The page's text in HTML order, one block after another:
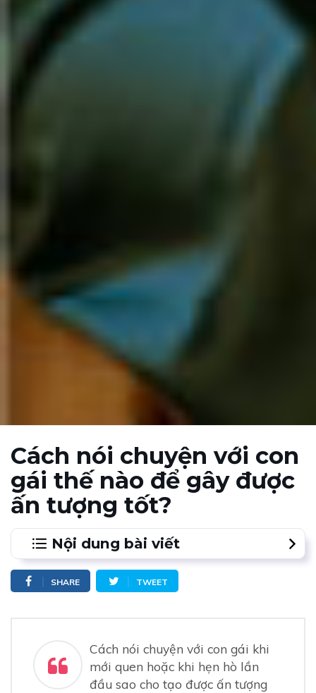
Cách nói chuyện với con
gái thế nào để gây được
ấn tượng tốt?
Nội dung bài viết
1.
2.Cách nói chuyện với con gái khi mới quen – Làm thế
Tập giao tiếp bằng ánh mắt
Nghĩ đến tương lai tốt đẹp để có thêm động lực nói
chuyện với con gái
SHARE TWEET
Cách nói chuyện với con gái khi
mới quen hoặc khi hẹn hò lần
đầu sao cho tạo được ấn tượng